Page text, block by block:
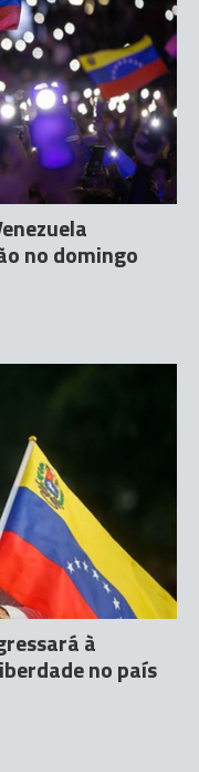
no domingo
à
no país